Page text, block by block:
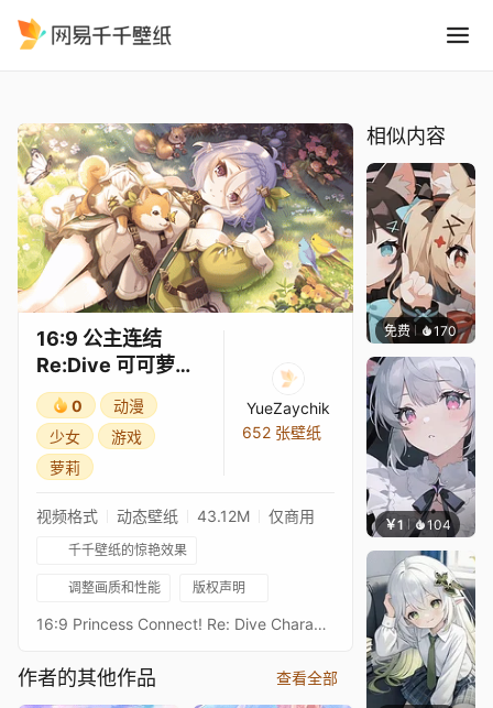
16:9 公主连结
Re:Dive 可可萝
（游骑兵）3★
0
动漫
少女
游戏
萝莉
YueZaychik
652 张壁纸
视频格式 动态壁纸 43.12M 仅商用
千千壁纸的惊艳效果
调整画质和性能 版权声明
16:9 Princess Connect! Re: Dive Character Live Wallpaperプリンセスコネクトリダイブ超异域公主连结！Re: DiveResolution: 16:9 3584 x 2016Overall Bit Rate: ≈40Mb/s ± 3Mb/s3★可可萝 游骑兵3★コッコロ（レンジャー） - KokkoroAfter Waifu2x upscaling + FFmpeg frame processing21:9 3440 x 1440 Resolution：https://steamcommunity.com/sharedfiles/filedetails/?id=2956357041Princess Connect! Re: Dive 16:9 Collections：https://steamcommunity.com/sharedfiles/filedetails/?id=2134024999Princess Connect! Re: Dive 21:9 Collections：https://steamcommunity.com/sharedfiles/filedetails/?id=2137377323
作者的其他作品 查看全部
相似内容
免费 170渔小小
￥1 104 渔小小